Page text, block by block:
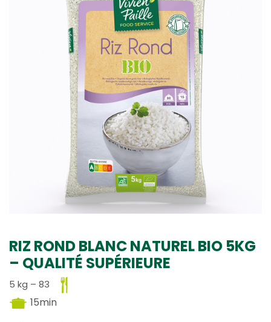
RIZ ROND BLANC NATUREL BIO 5KG
– QUALITÉ SUPÉRIEURE
5 kg – 83
15min